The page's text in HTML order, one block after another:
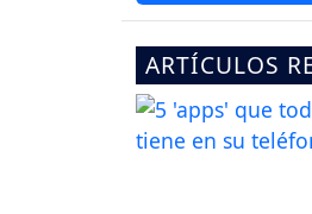
ARTÍCULOS